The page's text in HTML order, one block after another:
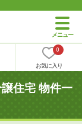
0
お気に入り
住宅 物件一